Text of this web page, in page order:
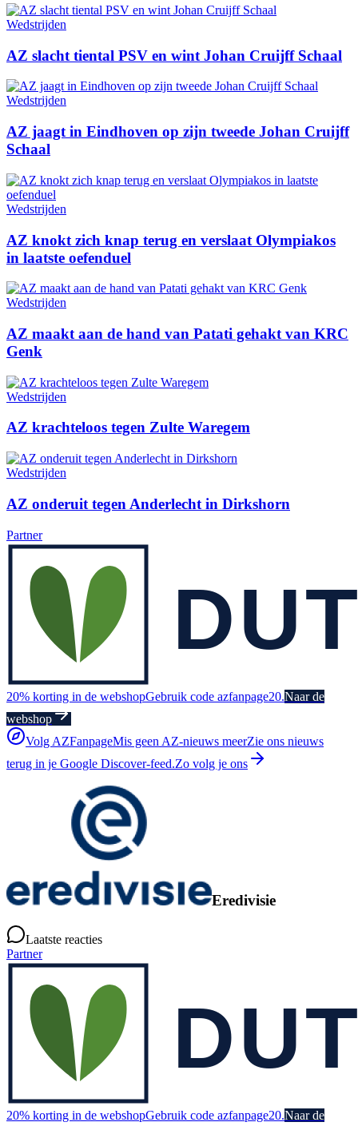
Wedstrijden
AZ slacht tiental PSV en wint Johan Cruijff Schaal
Wedstrijden
AZ jaagt in Eindhoven op zijn tweede Johan Cruijff
Schaal
Wedstrijden
AZ knokt zich knap terug en verslaat Olympiakos
in laatste oefenduel
Wedstrijden
AZ maakt aan de hand van Patati gehakt van KRC
Genk
Wedstrijden
AZ krachteloos tegen Zulte Waregem
Wedstrijden
AZ onderuit tegen Anderlecht in Dirkshorn
Partner
20% korting in de webshopGebruik code azfanpage20.Naar de
webshop
Volg AZFanpageMis geen AZ-nieuws meerZie ons nieuws
terug in je Google Discover-feed.Zo volg je ons
Eredivisie
Laatste reacties
Partner
20% korting in de webshopGebruik code azfanpage20.Naar de